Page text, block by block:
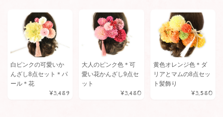
白ピンクの可愛いか
んざし8点セット＊パ
ール＊花
¥3,489
大人のピンク色＊可
愛い花かんざし9点セ
ット
¥3,480
黄色オレンジ色＊ダ
リアとマムの8点セッ
ト髪飾り
¥3,580